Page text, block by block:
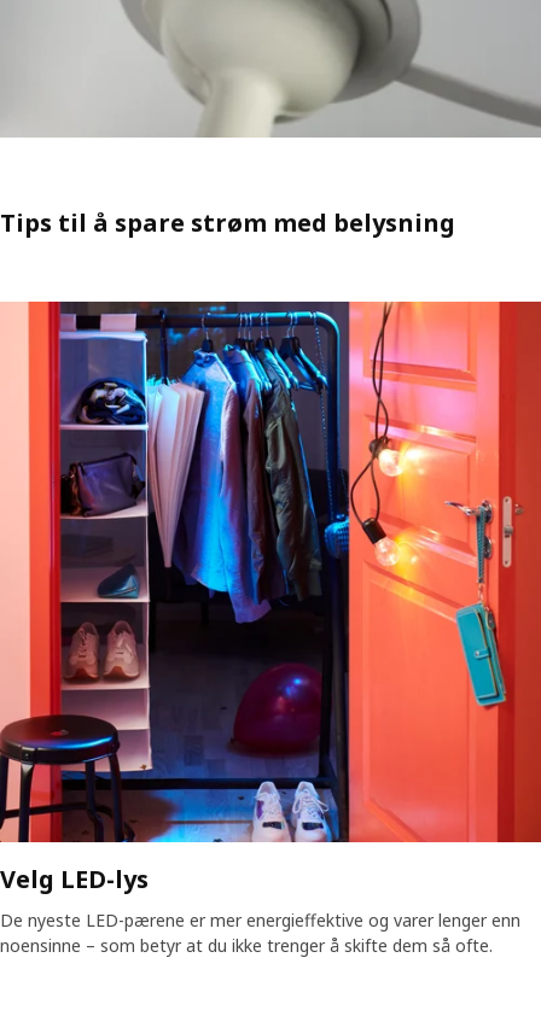
Tips til å spare strøm med belysning
Velg LED-lys
De nyeste LED-pærene er mer energieffektive og varer lenger enn
noensinne – som betyr at du ikke trenger å skifte dem så ofte.